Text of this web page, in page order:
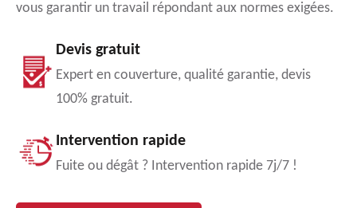
vous garantir un travail répondant aux normes exigées.
Devis gratuit
Expert en couverture, qualité garantie, devis
100% gratuit.
Intervention rapide
Fuite ou dégât ? Intervention rapide 7j/7 !